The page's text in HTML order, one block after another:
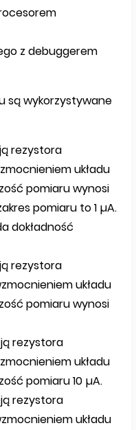
z debuggerem
są wykorzystywane
rezystora
układu
pomiaru wynosi
pomiaru to 1 µA.
dokładność
rezystora
układu
pomiaru wynosi
rezystora
układu
pomiaru 10 µA.
rezystora
układu